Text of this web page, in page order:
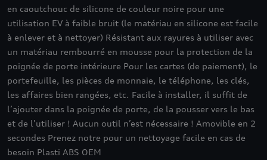
en caoutchouc de silicone de couleur noire pour une
utilisation EV à faible bruit (le matériau en silicone est facile
à enlever et à nettoyer) Résistant aux rayures à utiliser avec
un matériau rembourré en mousse pour la protection de la
poignée de porte intérieure Pour les cartes (de paiement), le
portefeuille, les pièces de monnaie, le téléphone, les clés,
les affaires bien rangées, etc. Facile à installer, il suffit de
l’ajouter dans la poignée de porte, de la pousser vers le bas
et de l’utiliser ! Aucun outil n’est nécessaire ! Amovible en 2
secondes Prenez notre pour un nettoyage facile en cas de
besoin Plasti ABS OEM